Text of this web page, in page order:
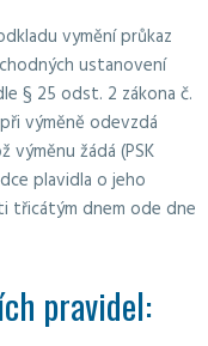
vymění průkaz
ustanovení
§ 25 odst. 2 zákona č.
výměně odevzdá
žádá (PSK
plavidla o jeho
třicátým dnem ode dne
pravidel: